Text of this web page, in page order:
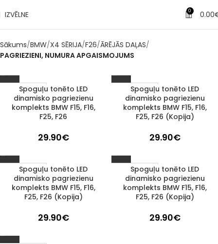
IZVĒLNE 0 0.00
Sākums BMW X4 SĒRIJA F26 ĀRĒJĀS DAĻAS
PAGRIEZIENI, NUMURA APGAISMOJUMS
1–3 d. d.
Spoguļu tonēto LED
dinamisko pagriezienu
komplekts BMW F15, F16,
F25, F26
29.90€
1–3 d. d.
Spoguļu tonēto LED
dinamisko pagriezienu
komplekts BMW F15, F16,
F25, F26 (Kopija)
29.90€
1–3 d. d.
Spoguļu tonēto LED
dinamisko pagriezienu
komplekts BMW F15, F16,
F25, F26 (Kopija)
29.90€
1–3 d. d.
Spoguļu tonēto LED
dinamisko pagriezienu
komplekts BMW F15, F16,
F25, F26 (Kopija)
29.90€